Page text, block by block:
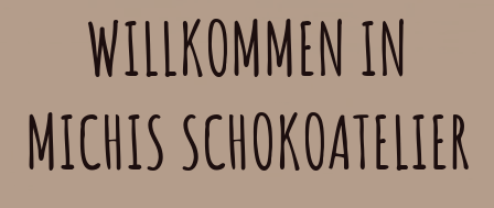
WILLKOMMEN IN
MICHIS SCHOKOATELIER